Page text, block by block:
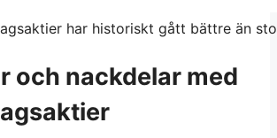
har historiskt gått bättre än
och nackdelar med